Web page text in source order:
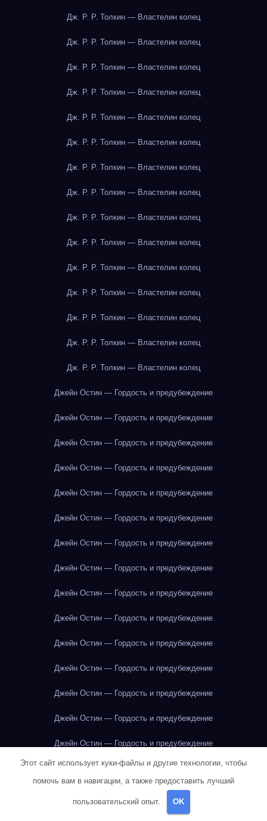
Дж. Р. Р. Толкин — Властелин колец
Дж. Р. Р. Толкин — Властелин колец
Дж. Р. Р. Толкин — Властелин колец
Дж. Р. Р. Толкин — Властелин колец
Дж. Р. Р. Толкин — Властелин колец
Дж. Р. Р. Толкин — Властелин колец
Дж. Р. Р. Толкин — Властелин колец
Дж. Р. Р. Толкин — Властелин колец
Дж. Р. Р. Толкин — Властелин колец
Дж. Р. Р. Толкин — Властелин колец
Дж. Р. Р. Толкин — Властелин колец
Дж. Р. Р. Толкин — Властелин колец
Дж. Р. Р. Толкин — Властелин колец
Дж. Р. Р. Толкин — Властелин колец
Дж. Р. Р. Толкин — Властелин колец
Джейн Остин — Гордость и предубеждение
Джейн Остин — Гордость и предубеждение
Джейн Остин — Гордость и предубеждение
Джейн Остин — Гордость и предубеждение
Джейн Остин — Гордость и предубеждение
Джейн Остин — Гордость и предубеждение
Джейн Остин — Гордость и предубеждение
Джейн Остин — Гордость и предубеждение
Джейн Остин — Гордость и предубеждение
Джейн Остин — Гордость и предубеждение
Джейн Остин — Гордость и предубеждение
Джейн Остин — Гордость и предубеждение
Джейн Остин — Гордость и предубеждение
Джейн Остин — Гордость и предубеждение
Джейн Остин — Гордость и предубеждение
Джейн Остин — Гордость и предубеждение
Джейн Остин — Гордость и предубеждение
Этот сайт использует куки-файлы и другие технологии, чтобы
помочь вам в навигации, а также предоставить лучший
пользовательский опыт. OK